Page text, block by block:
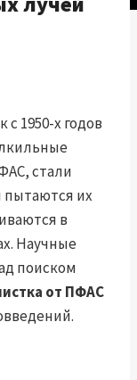
1950-х годов
стали
пытаются их
в
Научные
поиском
от ПФАС